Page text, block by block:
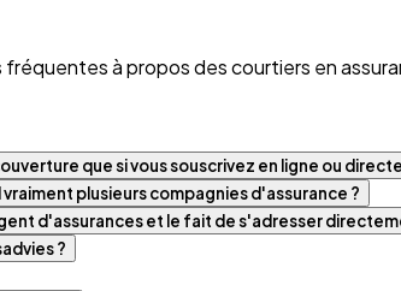
à propos des courtiers en
que si vous souscrivez en ligne ou
plusieurs compagnies d'assurance ?
d'assurances et le fait de s'adresser
?